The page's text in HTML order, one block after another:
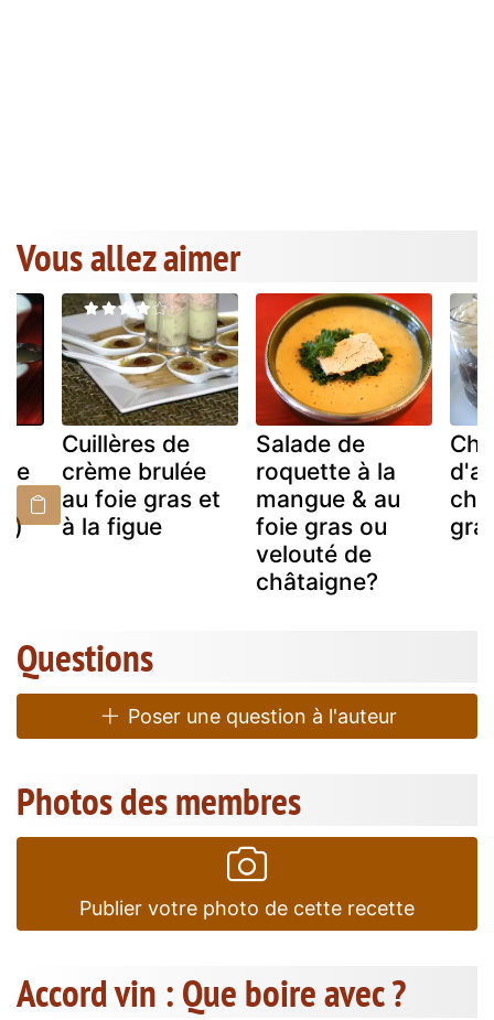
Vous allez aimer
Cuillères de
crème brulée
au foie gras et
à la figue
Salade de
roquette à la
mangue & au
foie gras ou
velouté de
châtaigne?
Questions
Poser une question à l'auteur
Photos des membres
Publier votre photo de cette recette
Accord vin : Que boire avec ?